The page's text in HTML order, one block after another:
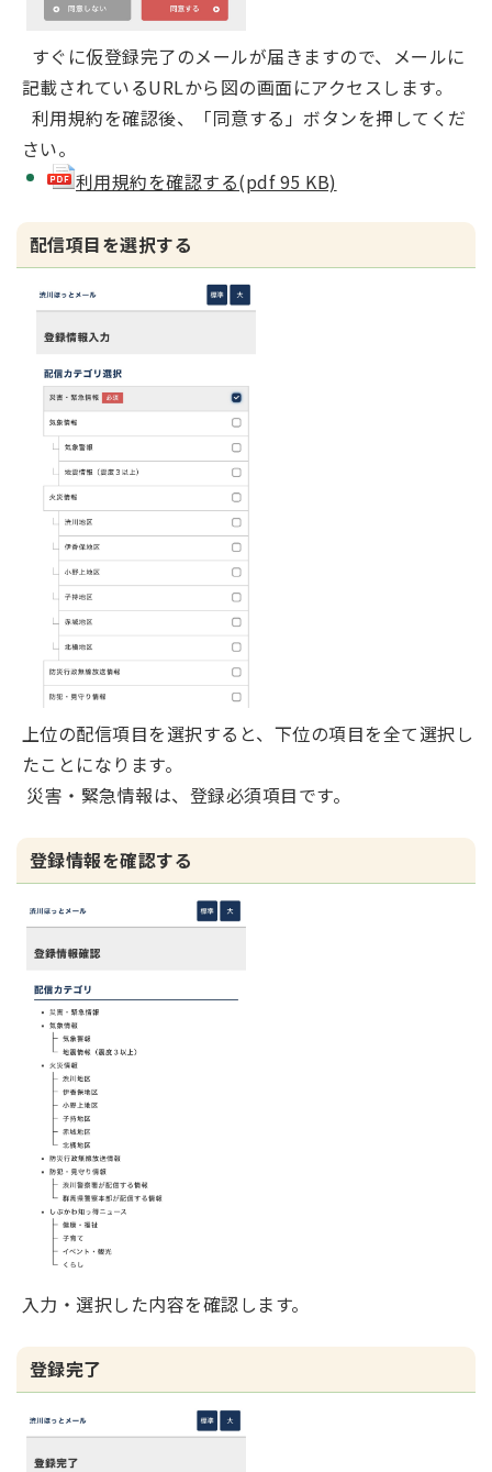
すぐに仮登録完了のメールが届きますので、メールに
記載されているURLから図の画面にアクセスします。
利用規約を確認後、「同意する」ボタンを押してくだ
さい。
利用規約を確認する(pdf 95 KB)
配信項目を選択する
上位の配信項目を選択すると、下位の項目を全て選択し
たことになります。
災害・緊急情報は、登録必須項目です。
登録情報を確認する
入力・選択した内容を確認します。
登録完了